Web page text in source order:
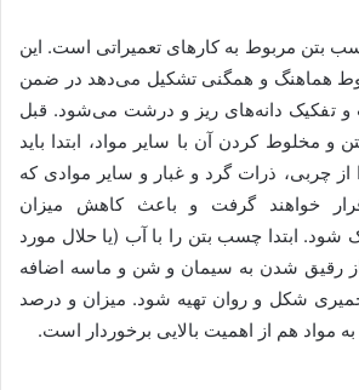
بتن مربوط به کارهای تعمیراتی است. این
هماهنگ و همگنی تشکیل می‌دهد در ضمن
و تفکیک دانه‌های ریز و درشت می‌شود. قبل
و مخلوط کردن آن با سایر مواد، ابتدا باید
چربی، ذرات گرد و غبار و سایر موادی که
قرار خواهند گرفت و باعث کاهش میزان
ابتدا چسب بتن را با آب (یا حلال مورد
رقیق شدن به سیمان و شن و ماسه اضافه
شکل و روان تهیه شود. میزان و درصد
هم از اهمیت بالایی برخوردار است.